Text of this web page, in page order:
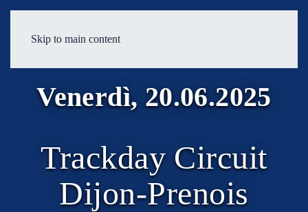
Skip to main content
Venerdì, 20.06.2025
Trackday Circuit
Dijon-Prenois